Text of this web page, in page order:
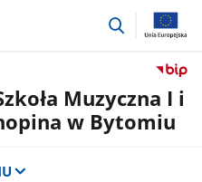
przejdź
Muzyczna I i
w Bytomiu